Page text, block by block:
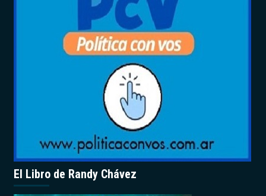
El Libro de Randy Chávez